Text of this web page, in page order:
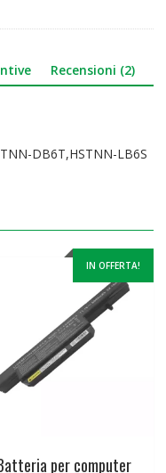
Recensioni (2)
DB6T,HSTNN-LB6S
IN OFFERTA!
per computer